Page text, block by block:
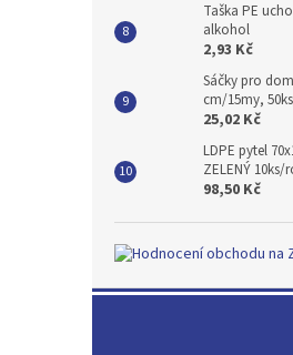
Taška PE
alkohol
2,93 Kč
Sáčky pro
cm/15my,
25,02 Kč
LDPE pytel
ZELENÝ 10ks/
98,50 Kč